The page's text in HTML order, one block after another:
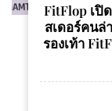
FitFlop เปิ
สเดอร์คนล่
รองเท้า